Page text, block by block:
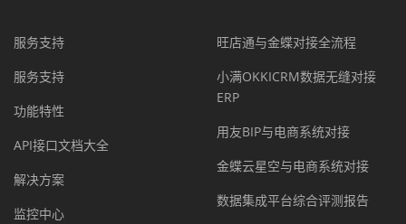
服务支持
服务支持
功能特性
API接口文档大全
解决方案
监控中心
旺店通与金蝶对接全流程
小满OKKICRM数据无缝对接
ERP
用友BIP与电商系统对接
金蝶云星空与电商系统对接
数据集成平台综合评测报告